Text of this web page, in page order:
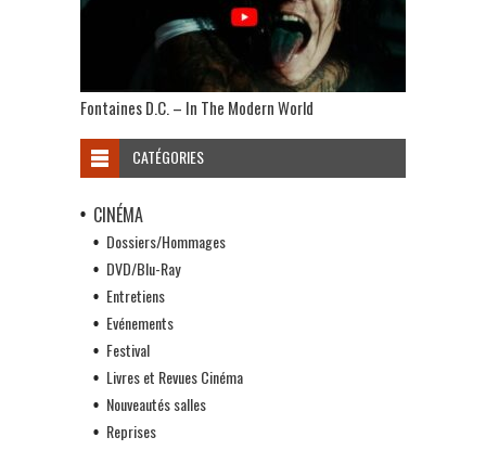
Fontaines D.C. – In The Modern World
CATÉGORIES
CINÉMA
Dossiers/Hommages
DVD/Blu-Ray
Entretiens
Evénements
Festival
Livres et Revues Cinéma
Nouveautés salles
Reprises